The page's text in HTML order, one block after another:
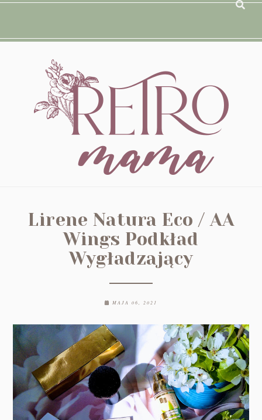
Lirene Natura Eco / AA
Wings Podkład
Wygładzający
MAJA 06, 2021